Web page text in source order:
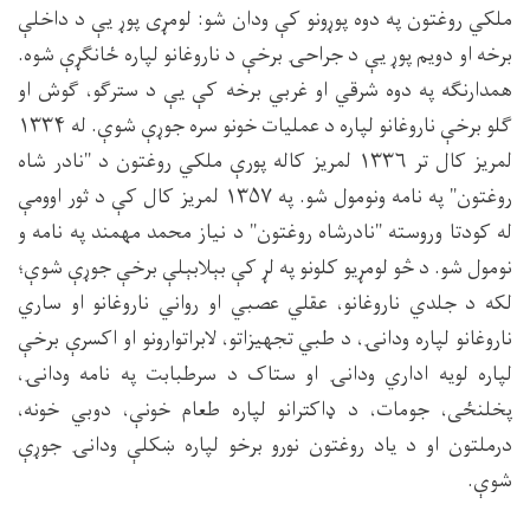
ملکي روغتون په دوه پوړونو کې ودان شو: لومړی پوړ یې د داخلې
برخه او دویم پوړ یې د جراحۍ برخې د ناروغانو لپاره ځانګړې شوه.
همدارنګه په دوه شرقي او غربي برخه کې یې د سترګو، ګوش او
ګلو برخې ناروغانو لپاره د عملیات خونو سره جوړې شوې. له ۱۳۳۴
لمریز کال تر ۱۳۳۶ لمریز کاله پورې ملکي روغتون د "نادر شاه
روغتون" په نامه ونومول شو. په ۱۳۵۷ لمریز کال کې د ثور اوومې
له کودتا وروسته "نادرشاه روغتون" د نیاز محمد مهمند په نامه و
نومول شو. د څو لومړیو کلونو په لړ کې بېلابېلې برخې جوړې شوې؛
لکه د جلدي ناروغانو، عقلي عصبي او رواني ناروغانو او ساري
ناروغانو لپاره ودانۍ، د طبي تجهیزاتو، لابراتوارونو او اکسرې برخې
لپاره لویه اداري ودانۍ او ستاک د سرطبابت په نامه ودانۍ،
پخلنځی، جومات، د ډاکترانو لپاره طعام خونې، دوبي خونه،
درملتون او د یاد روغتون نورو برخو لپاره ښکلې ودانۍ جوړې
شوې.